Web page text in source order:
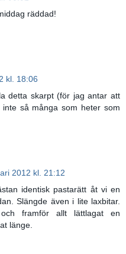
räddad!
kl. 18:06
detta skarpt (för jag antar att
så många som heter som
2012 kl. 21:12
identisk pastarätt åt vi en
Slängde även i lite laxbitar.
framför allt lättlagat en
länge.